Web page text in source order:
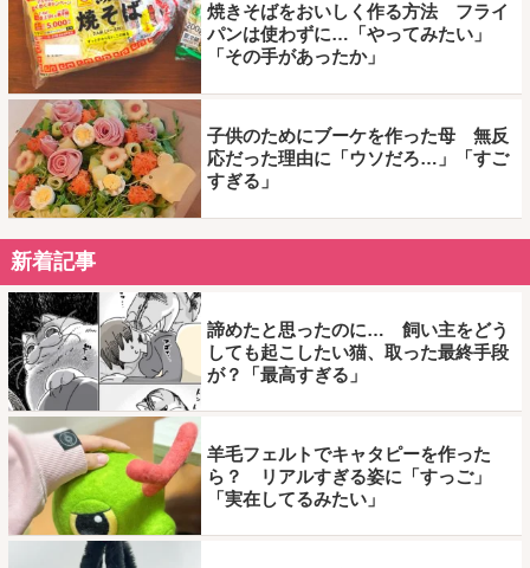
焼きそばをおいしく作る方法 フライ
パンは使わずに…「やってみたい」
「その手があったか」
子供のためにブーケを作った母 無反
応だった理由に「ウソだろ…」「すご
すぎる」
新着記事
諦めたと思ったのに… 飼い主をどう
しても起こしたい猫、取った最終手段
が？「最高すぎる」
羊毛フェルトでキャタピーを作った
ら？ リアルすぎる姿に「すっご」
「実在してるみたい」